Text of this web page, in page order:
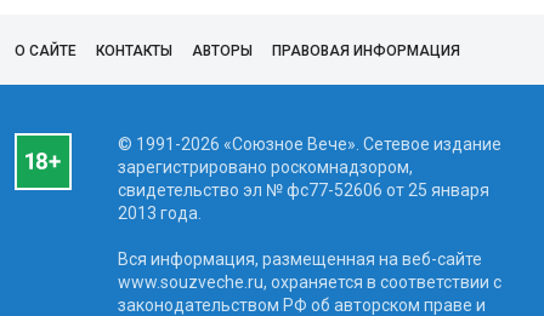
О САЙТЕ КОНТАКТЫ АВТОРЫ ПРАВОВАЯ ИНФОРМАЦИЯ
© 1991-2026 «Союзное Вече». Сетевое издание
зарегистрировано роскомнадзором,
свидетельство эл № фc77-52606 от 25 января
2013 года.
Вся информация, размещенная на веб-сайте
www.souzveche.ru, охраняется в соответствии с
законодательством РФ об авторском праве и